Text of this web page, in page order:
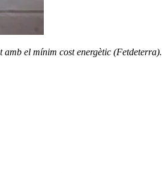
el mínim cost energètic (Fetdeterra).